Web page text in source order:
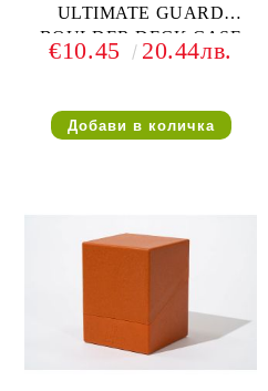
ULTIMATE GUARD
BOULDER DECK CASE
(за LCG, TCG и др) 100+ -
€10.45 20.44лв.